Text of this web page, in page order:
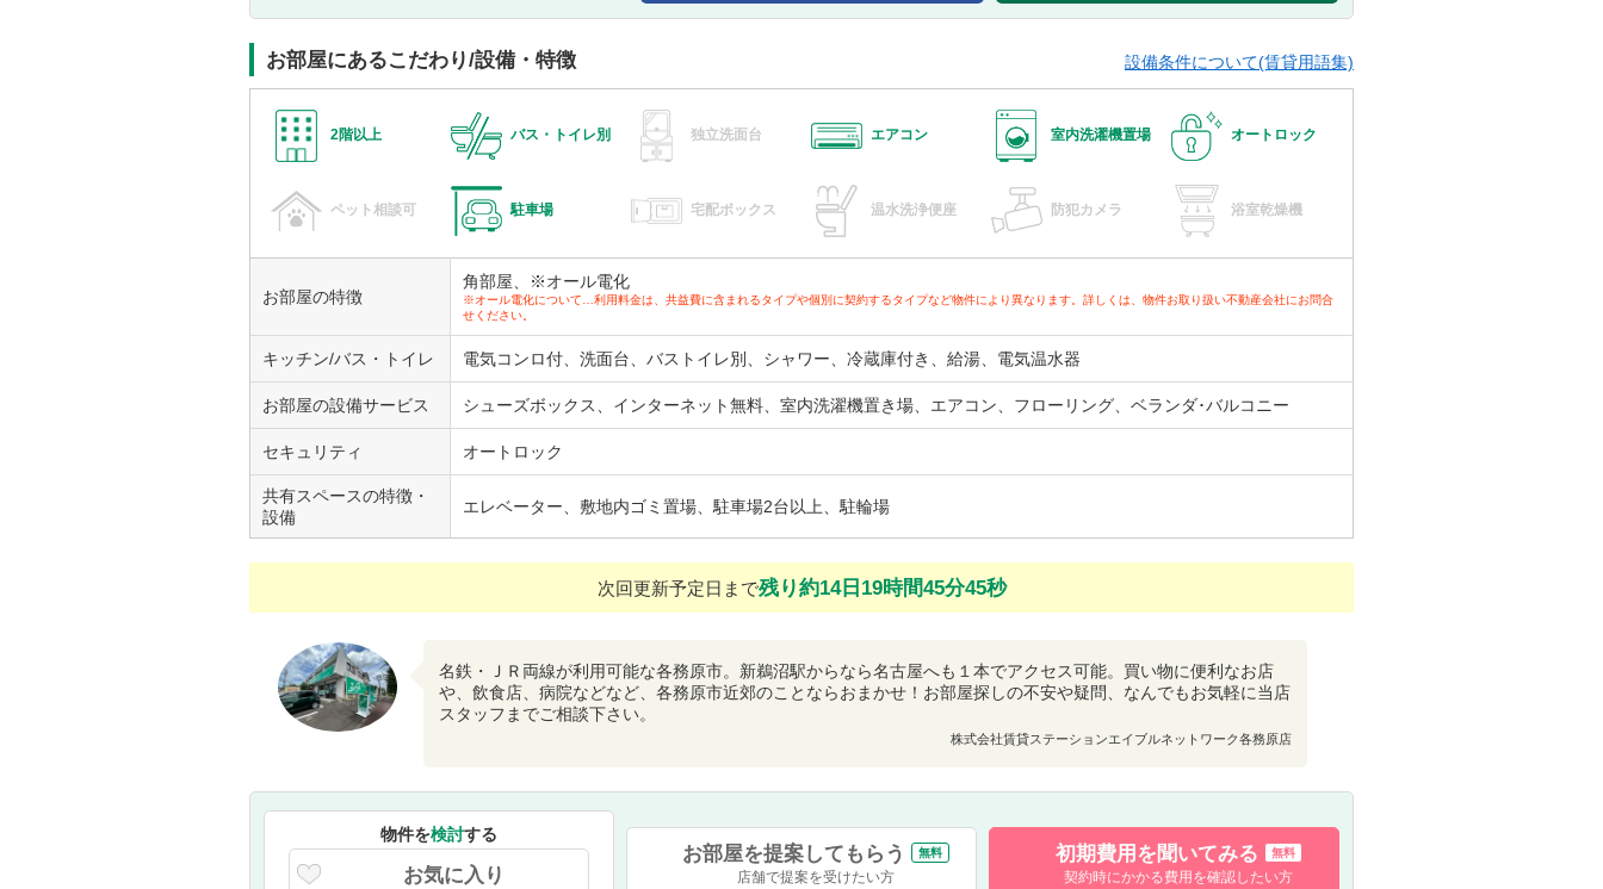
お部屋にあるこだわり/設備・特徴 設備条件について(賃貸用語集)
2階以上 バス・トイレ別 独立洗面台 エアコン 室内洗濯機置場 オートロック
ペット相談可 駐車場 宅配ボックス 温水洗浄便座 防犯カメラ 浴室乾燥機
お部屋の特徴
角部屋、※オール電化
※オール電化について…利用料金は、共益費に含まれるタイプや個別に契約するタイプなど物件により異なります。詳しくは、物件お取り扱い不動産会社にお問合
せください。
キッチン/バス・トイレ 電気コンロ付、洗面台、バストイレ別、シャワー、冷蔵庫付き、給湯、電気温水器
お部屋の設備サービス シューズボックス、インターネット無料、室内洗濯機置き場、エアコン、フローリング、ベランダ･バルコニー
セキュリティ オートロック
共有スペースの特徴・
設備
エレベーター、敷地内ゴミ置場、駐車場2台以上、駐輪場
次回更新予定日まで残り約14日19時間45分44秒
名鉄・ＪＲ両線が利用可能な各務原市。新鵜沼駅からなら名古屋へも１本でアクセス可能。買い物に便利なお店
や、飲食店、病院などなど、各務原市近郊のことならおまかせ！お部屋探しの不安や疑問、なんでもお気軽に当店
スタッフまでご相談下さい。
株式会社賃貸ステーションエイブルネットワーク各務原店
物件を検討する
お気に入り
お部屋を提案してもらう 無料
店舗で提案を受けたい方
初期費用を聞いてみる 無料
契約時にかかる費用を確認したい方